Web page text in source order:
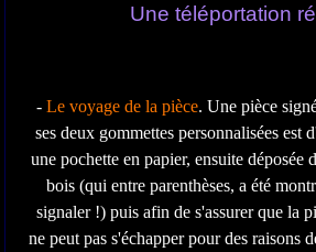
Une téléportation
-Le voyage de la pièce. Une pièce
ses deux gommettes personnalisées est
une pochette en papier, ensuite déposée
bois (qui entre parenthèses, a été
signaler !) puis afin de s'assurer que la
ne peut pas s'échapper pour des raisons